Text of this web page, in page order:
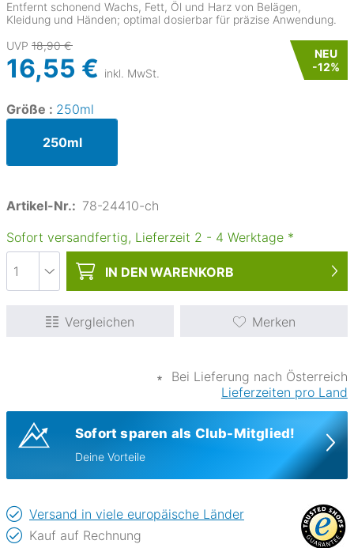
Entfernt schonend Wachs, Fett, Öl und Harz von Belägen,
Kleidung und Händen; optimal dosierbar für präzise Anwendung.
UVP 18,90 €
16,55 € inkl. MwSt.
NEU
-12%
Größe : 250ml
250ml
Artikel-Nr.: 78-24410-ch
Sofort versandfertig, Lieferzeit 2 - 4 Werktage *
IN DEN WARENKORB
Vergleichen Merken
∗
Bei Lieferung nach Österreich
Lieferzeiten pro Land
Sofort sparen als Club-Mitglied!
Deine Vorteile
Versand in viele europäische Länder
Kauf auf Rechnung